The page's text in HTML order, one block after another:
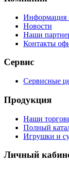
Информация
Новости
Наши
Контакты
Сервис
Сервисные
Продукция
Наши
Полный
Игрушки и
Личный